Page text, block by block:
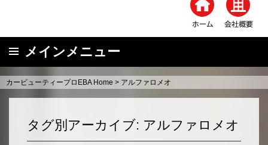
メインメニュー
コカービューティープロEBA Home > アルファロメオ
タグ別アーカイブ: アルファロメオ